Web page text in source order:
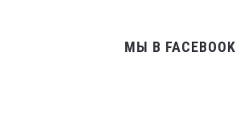
МЫ В FACEBOOK